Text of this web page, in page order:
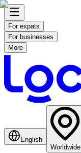
For expats
For businesses
More
English
Worldwide